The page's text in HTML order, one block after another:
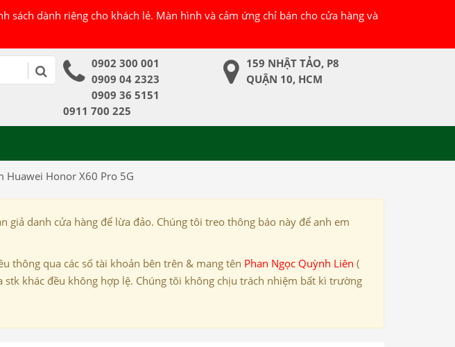
sách dành riêng cho khách lẻ. Màn hình và cảm ứng chỉ bán cho cửa hàng và
0902 300 001
0909 04 2323
0909 36 5151
0911 700 225
159 NHẬT TẢO, P8
QUẬN 10, HCM
Huawei Honor X60 Pro 5G
giả danh cửa hàng để lừa đảo. Chúng tôi treo thông báo này để anh em
thông qua các số tài khoản bên trên & mang tên Phan Ngọc Quỳnh Liên (
stk khác đều không hợp lệ. Chúng tôi không chịu trách nhiệm bất kì trường